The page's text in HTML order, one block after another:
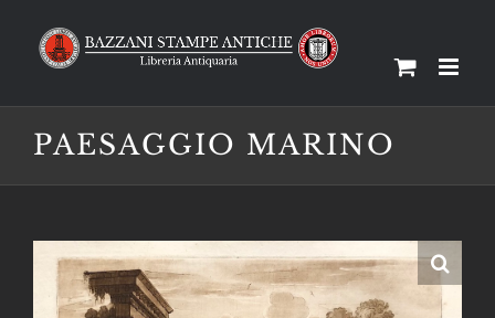
PAESAGGIO MARINO